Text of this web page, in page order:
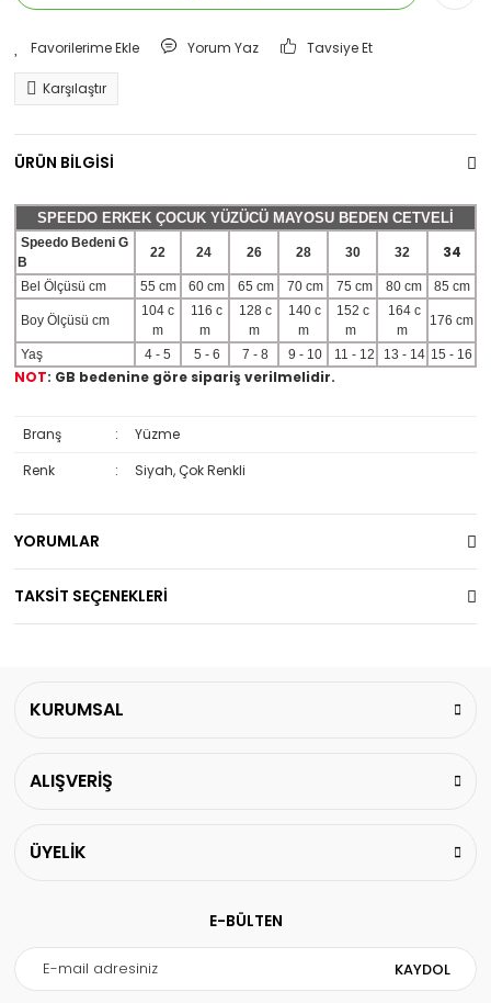
Yorum Yaz Tavsiye Et
Karşılaştır
ÜRÜN BİLGİSİ
SPEEDO ERKEK ÇOCUK YÜZÜCÜ MAYOSU BEDEN CETVELİ
Speedo Bedeni G
B
22 24 26 28 30 32 34
Bel Ölçüsü cm 55 cm 60 cm 65 cm 70 cm 75 cm 80 cm 85 cm
Boy Ölçüsü cm
104 c
m
116 c
m
128 c
m
140 c
m
152 c
m
164 c
m
176 cm
Yaş 4 - 5 5 - 6 7 - 8 9 - 10 11 - 12 13 - 14 15 - 16
NOT: GB bedenine göre sipariş verilmelidir.
Branş :
Yüzme
Renk
: Siyah, Çok Renkli
YORUMLAR
TAKSİT SEÇENEKLERİ
KURUMSAL
ALIŞVERİŞ
ÜYELİK
E-BÜLTEN
KAYDOL